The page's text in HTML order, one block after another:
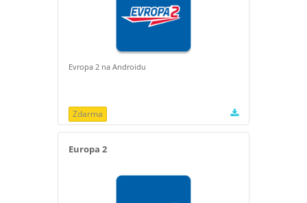
Evropa 2 na Androidu
Zdarma
Europa 2